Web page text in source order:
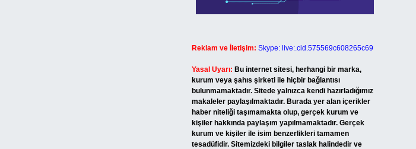
Reklam ve İletişim: Skype: live:.cid.575569c608265c69
Yasal Uyarı: Bu internet sitesi, herhangi bir marka,
kurum veya şahıs şirketi ile hiçbir bağlantısı
bulunmamaktadır. Sitede yalnızca kendi hazırladığımız
makaleler paylaşılmaktadır. Burada yer alan içerikler
haber niteliği taşımamakta olup, gerçek kurum ve
kişiler hakkında paylaşım yapılmamaktadır. Gerçek
kurum ve kişiler ile isim benzerlikleri tamamen
tesadüfidir. Sitemizdeki bilgiler taslak halindedir ve